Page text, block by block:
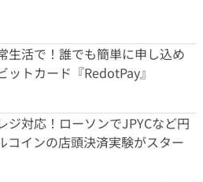
生活で！誰でも簡単に申し込め
ットカード『RedotPay』
ジ対応！ローソンでJPYCなど円
コインの店頭決済実験がスター